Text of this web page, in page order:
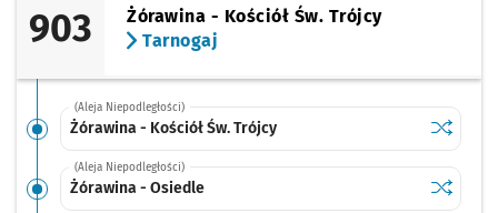
903
Żórawina - Kościół Św. Trójcy
Tarnogaj
(Aleja Niepodległości)
Żórawina - Kościół Św. Trójcy Sprawdź
(Aleja Niepodległości)
Żórawina - Osiedle Sprawdź